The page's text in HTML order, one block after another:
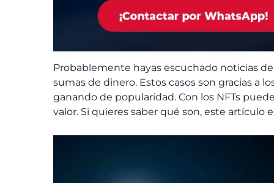
Probablemente hayas escuchado noticias
sumas de dinero. Estos casos son gracias a
ganando de popularidad. Con los NFTs
valor. Si quieres saber qué son, este artículo